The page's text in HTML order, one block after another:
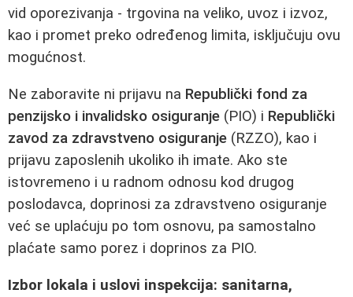
vid oporezivanja - trgovina na veliko, uvoz i izvoz,
kao i promet preko određenog limita, isključuju ovu
mogućnost.
Ne zaboravite ni prijavu na Republički fond za
penzijsko i invalidsko osiguranje (PIO) i Republički
zavod za zdravstveno osiguranje (RZZO), kao i
prijavu zaposlenih ukoliko ih imate. Ako ste
istovremeno i u radnom odnosu kod drugog
poslodavca, doprinosi za zdravstveno osiguranje
već se uplaćuju po tom osnovu, pa samostalno
plaćate samo porez i doprinos za PIO.
Izbor lokala i uslovi inspekcija: sanitarna,